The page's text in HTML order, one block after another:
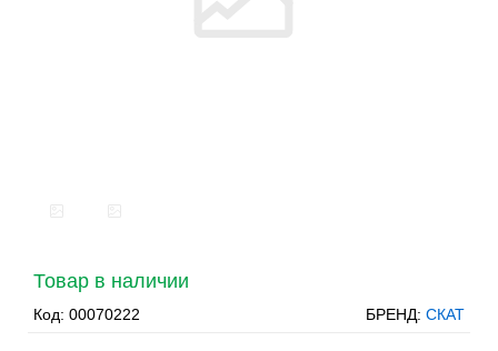
Товар в наличии
Код: 00070222 БРЕНД: СКАТ